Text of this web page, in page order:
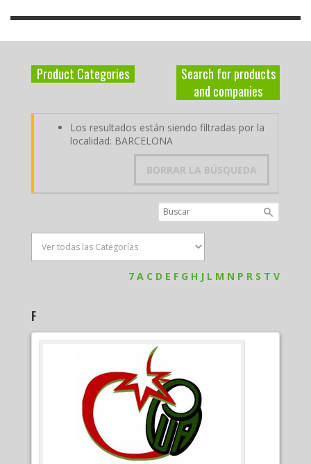
Product Categories
Search for products
and companies
Los resultados están siendo filtradas por la
localidad: BARCELONA
BORRAR LA BÚSQUEDA
7 A C D E F G H J L M N P R S T V
F